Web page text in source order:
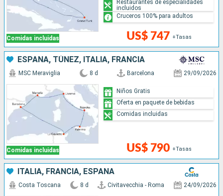
Comidas incluidas US$ 747 +Tasas
Restaurantes de especialidades
incluidos
Cruceros 100% para adultos
ESPAÑA, TÚNEZ, ITALIA, FRANCIA
Comidas incluidas
MSC Meraviglia 8 d Barcelona 29/09/2026
US$ 790 +Tasas
Niños Gratis
Oferta en paquete de bebidas
Comidas incluidas
ITALIA, FRANCIA, ESPAÑA
Costa Toscana 8 d Civitavecchia - Roma 24/09/2026